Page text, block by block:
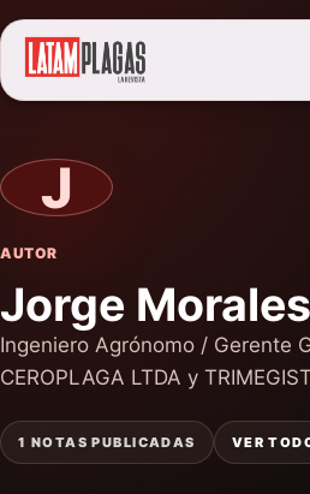
J
AUTOR
Jorge Morales
Ingeniero Agrónomo / Gerente
CEROPLAGA LTDA y
1 NOTAS PUBLICADAS VER